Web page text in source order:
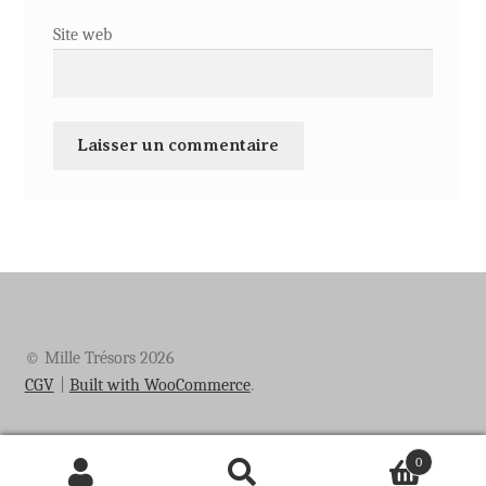
Site web
© Mille Trésors 2026
CGV
Built with WooCommerce.
0